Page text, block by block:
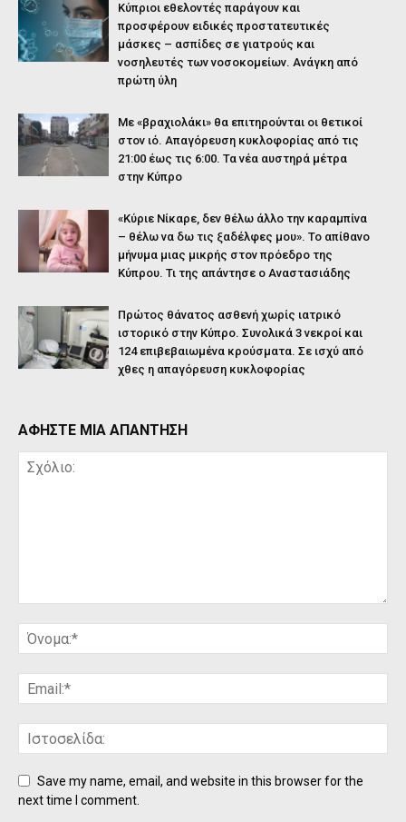
Κύπριοι εθελοντές παράγουν και
προσφέρουν ειδικές προστατευτικές
μάσκες – ασπίδες σε γιατρούς και
νοσηλευτές των νοσοκομείων. Ανάγκη από
πρώτη ύλη
Με «βραχιολάκι» θα επιτηρούνται οι θετικοί
στον ιό. Απαγόρευση κυκλοφορίας από τις
21:00 έως τις 6:00. Τα νέα αυστηρά μέτρα
στην Κύπρο
«Κύριε Νίκαρε, δεν θέλω άλλο την καραμπίνα
– θέλω να δω τις ξαδέλφες μου». Το απίθανο
μήνυμα μιας μικρής στον πρόεδρο της
Κύπρου. Τι της απάντησε ο Αναστασιάδης
Πρώτος θάνατος ασθενή χωρίς ιατρικό
ιστορικό στην Κύπρο. Συνολικά 3 νεκροί και
124 επιβεβαιωμένα κρούσματα. Σε ισχύ από
χθες η απαγόρευση κυκλοφορίας
ΑΦΗΣΤΕ ΜΙΑ ΑΠΑΝΤΗΣΗ
Save my name, email, and website in this browser for the
next time I comment.